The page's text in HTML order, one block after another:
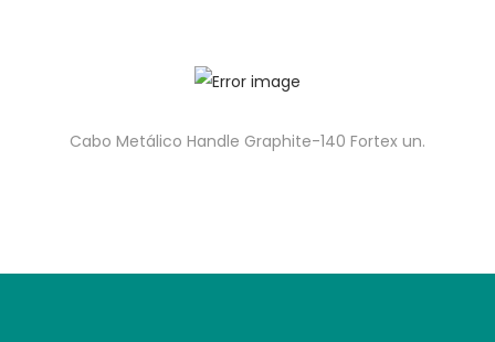
Cabo Metálico Handle Graphite-140 Fortex un.